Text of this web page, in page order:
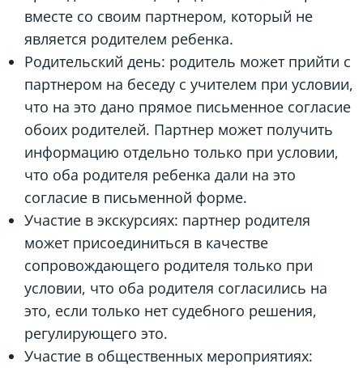
вместе со своим партнером, который не
является родителем ребенка.
Родительский день: родитель может прийти с
партнером на беседу с учителем при условии,
что на это дано прямое письменное согласие
обоих родителей. Партнер может получить
информацию отдельно только при условии,
что оба родителя ребенка дали на это
согласие в письменной форме.
Участие в экскурсиях: партнер родителя
может присоединиться в качестве
сопровождающего родителя только при
условии, что оба родителя согласились на
это, если только нет судебного решения,
регулирующего это.
Участие в общественных мероприятиях: